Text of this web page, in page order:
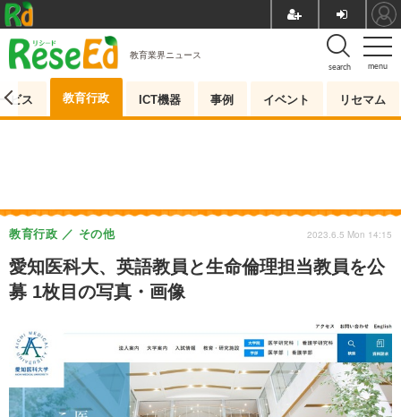
menu
search
教育業界ニュース
ビス 教育行政 ICT機器 事例 イベント リセマム
愛知医科大、英語教員と生命倫理担当教員を公
募 1枚目の写真・画像
教育行政 その他 2023.6.5 Mon 14:15